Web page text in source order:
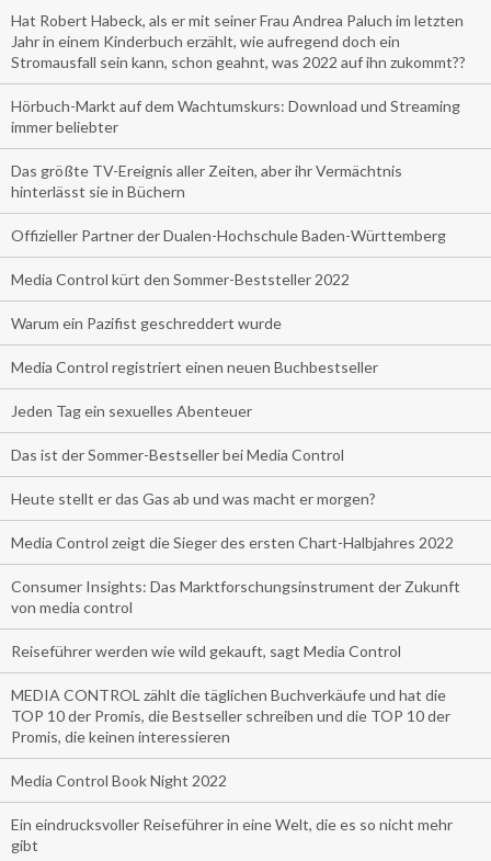
Hat Robert Habeck, als er mit seiner Frau Andrea Paluch im letzten
Jahr in einem Kinderbuch erzählt, wie aufregend doch ein
Stromausfall sein kann, schon geahnt, was 2022 auf ihn zukommt??
Hörbuch-Markt auf dem Wachtumskurs: Download und Streaming
immer beliebter
Das größte TV-Ereignis aller Zeiten, aber ihr Vermächtnis
hinterlässt sie in Büchern
Offizieller Partner der Dualen-Hochschule Baden-Württemberg
Media Control kürt den Sommer-Beststeller 2022
Warum ein Pazifist geschreddert wurde
Media Control registriert einen neuen Buchbestseller
Jeden Tag ein sexuelles Abenteuer
Das ist der Sommer-Bestseller bei Media Control
Heute stellt er das Gas ab und was macht er morgen?
Media Control zeigt die Sieger des ersten Chart-Halbjahres 2022
Consumer Insights: Das Marktforschungsinstrument der Zukunft
von media control
Reiseführer werden wie wild gekauft, sagt Media Control
MEDIA CONTROL zählt die täglichen Buchverkäufe und hat die
TOP 10 der Promis, die Bestseller schreiben und die TOP 10 der
Promis, die keinen interessieren
Media Control Book Night 2022
Ein eindrucksvoller Reiseführer in eine Welt, die es so nicht mehr
gibt